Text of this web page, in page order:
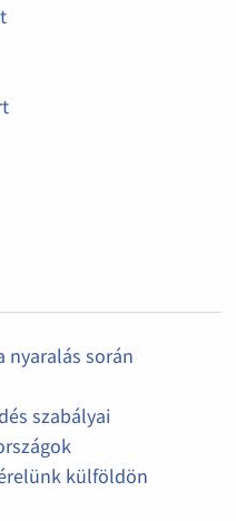
nyaralás során
szabályai
külföldön